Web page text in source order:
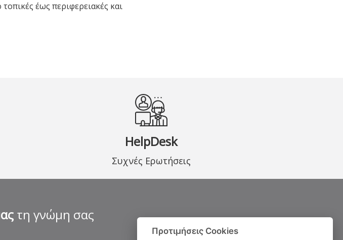
έως περιφερειακές και
HelpDesk
Συχνές Ερωτήσεις
τη γνώμη σας
Προτιμήσεις Cookies